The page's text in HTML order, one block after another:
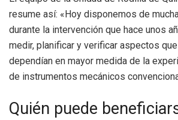
resume así: «Hoy disponemos de
durante la intervención que hace unos
medir, planificar y verificar aspectos
dependían en mayor medida de la
de instrumentos mecánicos
Quién puede